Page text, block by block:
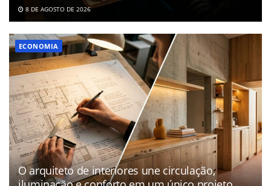
8 DE AGOSTO DE 2026
ECONOMIA
O arquiteto de interiores une circulação,